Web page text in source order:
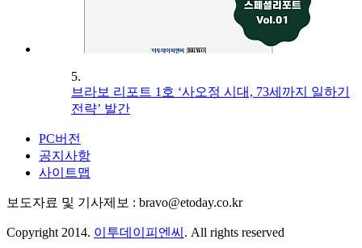
5.
브라보 리포트 1호 ‘사오정 시대, 73세까지 일하기
전략’ 발간
PC버전
공지사항
사이트맵
보도자료 및 기사제보 : bravo@etoday.co.kr
Copyright 2014. 이투데이피엔씨 . All rights reserved